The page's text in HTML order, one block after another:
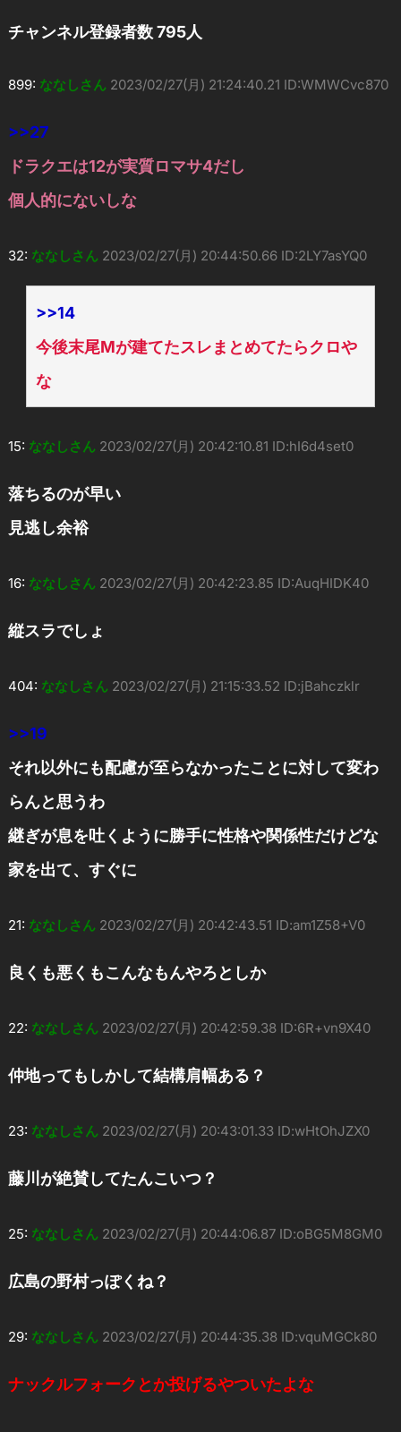
チャンネル登録者数 795人
899: ななしさん 2023/02/27(月) 21:24:40.21 ID:WMWCvc870
>>27
ドラクエは12が実質ロマサ4だし
個人的にないしな
32: ななしさん 2023/02/27(月) 20:44:50.66 ID:2LY7asYQ0
>>14
今後末尾Mが建てたスレまとめてたらクロや
な
15: ななしさん 2023/02/27(月) 20:42:10.81 ID:hI6d4set0
落ちるのが早い
見逃し余裕
16: ななしさん 2023/02/27(月) 20:42:23.85 ID:AuqHIDK40
縦スラでしょ
404: ななしさん 2023/02/27(月) 21:15:33.52 ID:jBahczklr
>>19
それ以外にも配慮が至らなかったことに対して変わ
らんと思うわ
継ぎが息を吐くように勝手に性格や関係性だけどな
家を出て、すぐに
21: ななしさん 2023/02/27(月) 20:42:43.51 ID:am1Z58+V0
良くも悪くもこんなもんやろとしか
22: ななしさん 2023/02/27(月) 20:42:59.38 ID:6R+vn9X40
仲地ってもしかして結構肩幅ある？
23: ななしさん 2023/02/27(月) 20:43:01.33 ID:wHtOhJZX0
藤川が絶賛してたんこいつ？
25: ななしさん 2023/02/27(月) 20:44:06.87 ID:oBG5M8GM0
広島の野村っぽくね？
29: ななしさん 2023/02/27(月) 20:44:35.38 ID:vquMGCk80
ナックルフォークとか投げるやついたよな